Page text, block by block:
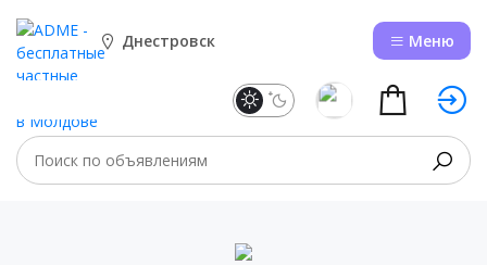
Днестровск Меню